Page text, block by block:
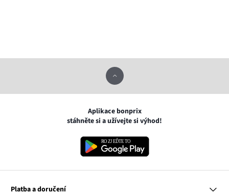
Aplikace bonprix
stáhněte si a užívejte si výhod!
Platba a doručení